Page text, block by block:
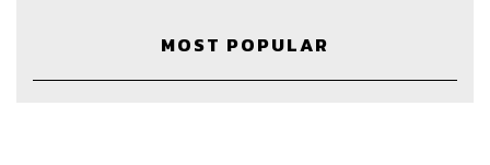
MOST POPULAR